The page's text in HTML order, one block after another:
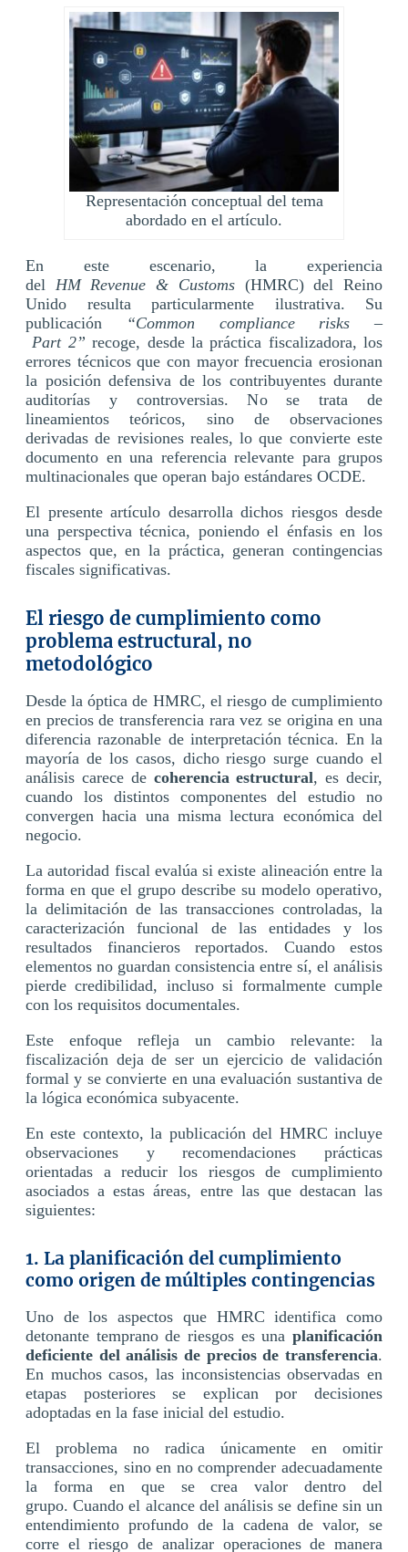
Representación conceptual del tema
abordado en el artículo.
En este escenario, la experiencia
del HM Revenue & Customs(HMRC) del Reino
Unido resulta particularmente ilustrativa. Su
publicación
“Common compliance risks –
Part 2” recoge, desde la práctica fiscalizadora, los
errores técnicos que con mayor frecuencia erosionan
la posición defensiva de los contribuyentes durante
auditorías y controversias. No se trata de
lineamientos teóricos, sino de observaciones
derivadas de revisiones reales, lo que convierte este
documento en una referencia relevante para grupos
multinacionales que operan bajo estándares OCDE.
El presente artículo desarrolla dichos riesgos desde
una perspectiva técnica, poniendo el énfasis en los
aspectos que, en la práctica, generan contingencias
fiscales significativas.
El riesgo de cumplimiento como
problema estructural, no
metodológico
Desde la óptica de HMRC, el riesgo de cumplimiento
en precios de transferencia rara vez se origina en una
diferencia razonable de interpretación técnica. En la
mayoría de los casos, dicho riesgo surge cuando el
análisis carece de coherencia estructural, es decir,
cuando los distintos componentes del estudio no
convergen hacia una misma lectura económica del
negocio.
La autoridad fiscal evalúa si existe alineación entre la
forma en que el grupo describe su modelo operativo,
la delimitación de las transacciones controladas, la
caracterización funcional de las entidades y los
resultados financieros reportados. Cuando estos
elementos no guardan consistencia entre sí, el análisis
pierde credibilidad, incluso si formalmente cumple
con los requisitos documentales.
Este enfoque refleja un cambio relevante: la
fiscalización deja de ser un ejercicio de validación
formal y se convierte en una evaluación sustantiva de
la lógica económica subyacente.
En este contexto, la publicación del HMRC incluye
observaciones y recomendaciones prácticas
orientadas a reducir los riesgos de cumplimiento
asociados a estas áreas, entre las que destacan las
siguientes:
1. La planificación del cumplimiento
como origen de múltiples contingencias
Uno de los aspectos que HMRC identifica como
detonante temprano de riesgos es una planificación
deficiente del análisis de precios de transferencia.
En muchos casos, las inconsistencias observadas en
etapas posteriores se explican por decisiones
adoptadas en la fase inicial del estudio.
El problema no radica únicamente en omitir
transacciones, sino en no comprender adecuadamente
la forma en que se crea valor dentro del
grupo. Cuando el alcance del análisis se define sin un
entendimiento profundo de la cadena de valor, se
corre el riesgo de analizar operaciones de manera